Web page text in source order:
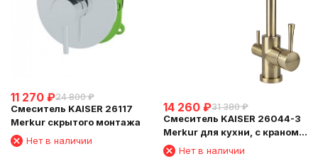
11 270 ₽24 800 ₽
Смеситель KAISER 26117
Merkur скрытого монтажа
Нет в наличии
14 260 ₽31 380 ₽
Смеситель KAISER 26044-3
Merkur для кухни, с краном
для питьевой воды,
бронзовый
Нет в наличии